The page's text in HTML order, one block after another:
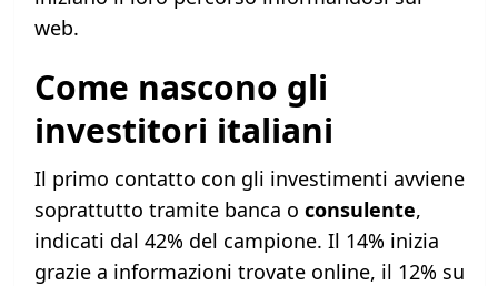
web.
Come nascono gli
investitori italiani
Il primo contatto con gli investimenti avviene
soprattutto tramite banca o consulente,
indicati dal 42% del campione. Il 14% inizia
grazie a informazioni trovate online, il 12% su